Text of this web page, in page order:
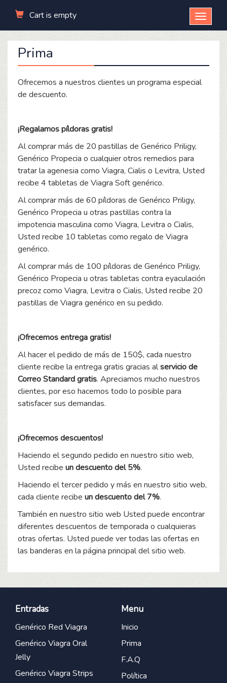
Cart is empty
Open
menu
Prima
Ofrecemos a nuestros clientes un programa especial
de descuento.
¡Regalamos píldoras gratis!
Al comprar más de 20 pastillas de Genérico Priligy,
Genérico Propecia o cualquier otros remedios para
tratar la agenesia como Viagra, Cialis o Levitra, Usted
recibe 4 tabletas de Viagra Soft genérico.
Al comprar más de 60 píldoras de Genérico Priligy,
Genérico Propecia u otras pastillas contra la
impotencia masculina como Viagra, Levitra o Cialis,
Usted recibe 10 tabletas como regalo de Viagra
genérico.
Al comprar más de 100 píldoras de Genérico Priligy,
Genérico Propecia u otras tabletas contra eyaculación
precoz como Viagra, Levitra o Cialis, Usted recibe 20
pastillas de Viagra genérico en su pedido.
¡Ofrecemos entrega gratis!
Al hacer el pedido de más de 150$, cada nuestro
cliente recibe la entrega gratis gracias alservicio de
Correo Standard gratis. Apreciamos mucho nuestros
clientes, por eso hacemos todo lo posible para
satisfacer sus demandas.
¡Ofrecemos descuentos!
Haciendo el segundo pedido en nuestro sitio web,
Usted recibe un descuento del 5%.
Haciendo el tercer pedido y más en nuestro sitio web,
cada cliente recibe un descuento del 7%.
También en nuestro sitio web Usted puede encontrar
diferentes descuentos de temporada o cualquieras
otras ofertas. Usted puede ver todas las ofertas en
las banderas en la página principal del sitio web.
Entradas
Genérico Red Viagra
Genérico Viagra Oral
Jelly
Genérico Viagra Strips
Menu
Inicio
Prima
F.A.Q
Política